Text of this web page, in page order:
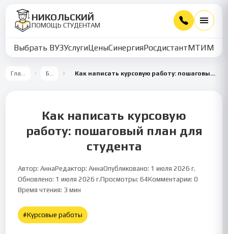
НИКОЛЬСКИЙ
ПОМОЩЬ СТУДЕНТАМ
Выбрать ВУЗУслугиЦеныСинергияРосдистантМТИММУ
Главная Блог Как написать курсовую работу: пошаговый план для студента
Как написать курсовую
работу: пошаговый план для
студента
Автор:АннаРедактор:АннаОпубликовано: 1 июля 2026 г.
Обновлено: 1 июля 2026 г.Просмотры:64Комментарии:0
Время чтения: 3 мин
Курсовые работы
#Курсовые работы